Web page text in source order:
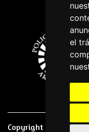
el
Copyright © 2026 |